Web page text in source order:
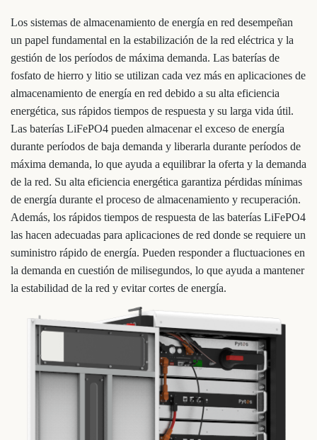
Los sistemas de almacenamiento de energía en red desempeñan
un papel fundamental en la estabilización de la red eléctrica y la
gestión de los períodos de máxima demanda. Las baterías de
fosfato de hierro y litio se utilizan cada vez más en aplicaciones de
almacenamiento de energía en red debido a su alta eficiencia
energética, sus rápidos tiempos de respuesta y su larga vida útil.
Las baterías LiFePO4 pueden almacenar el exceso de energía
durante períodos de baja demanda y liberarla durante períodos de
máxima demanda, lo que ayuda a equilibrar la oferta y la demanda
de la red. Su alta eficiencia energética garantiza pérdidas mínimas
de energía durante el proceso de almacenamiento y recuperación.
Además, los rápidos tiempos de respuesta de las baterías LiFePO4
las hacen adecuadas para aplicaciones de red donde se requiere un
suministro rápido de energía. Pueden responder a fluctuaciones en
la demanda en cuestión de milisegundos, lo que ayuda a mantener
la estabilidad de la red y evitar cortes de energía.